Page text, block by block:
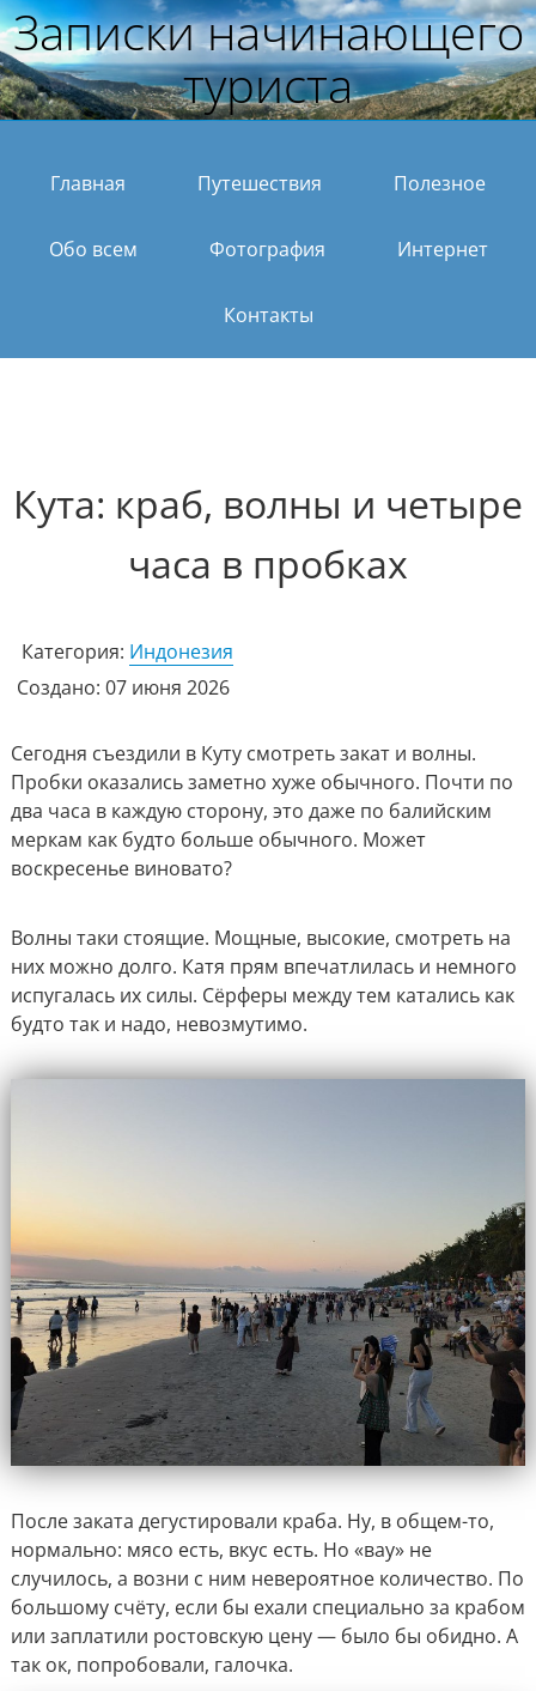
Записки начинающего
туриста
Главная Путешествия Полезное
Обо всем Фотография Интернет
Контакты
Кута: краб, волны и четыре
часа в пробках
Категория: Индонезия
Создано: 07 июня 2026
Сегодня съездили в Куту смотреть закат и волны.
Пробки оказались заметно хуже обычного. Почти по
два часа в каждую сторону, это даже по балийским
меркам как будто больше обычного. Может
воскресенье виновато?
Волны таки стоящие. Мощные, высокие, смотреть на
них можно долго. Катя прям впечатлилась и немного
испугалась их силы. Сёрферы между тем катались как
будто так и надо, невозмутимо.
После заката дегустировали краба. Ну, в общем-то,
нормально: мясо есть, вкус есть. Но «вау» не
случилось, а возни с ним невероятное количество. По
большому счёту, если бы ехали специально за крабом
или заплатили ростовскую цену — было бы обидно. А
так ок, попробовали, галочка.